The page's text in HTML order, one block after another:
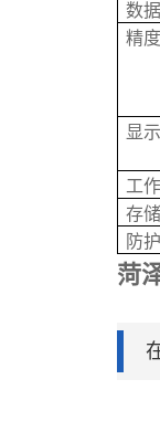
数
精度
显示
工
存
防
菏